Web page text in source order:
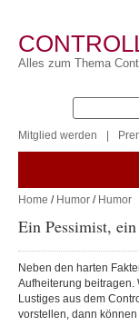
Alles zum Thema
Mitglied werden
Home / Humor / Humor
Ein Pessimist,
Neben den harten
Aufheiterung beitragen.
Lustiges aus dem
vorstellen, dann